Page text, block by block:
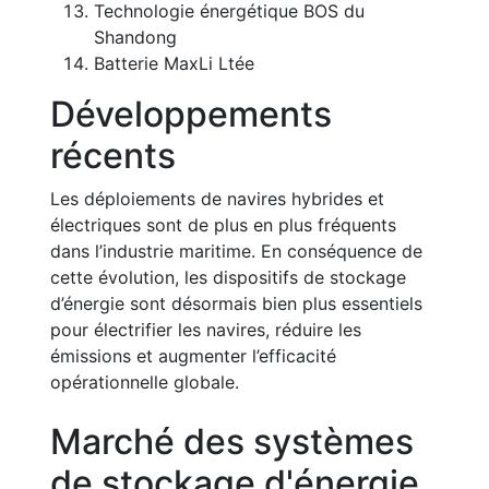
Technologie énergétique BOS du
Shandong
Batterie MaxLi Ltée
Développements
récents
Les déploiements de navires hybrides et
électriques sont de plus en plus fréquents
dans l’industrie maritime. En conséquence de
cette évolution, les dispositifs de stockage
d’énergie sont désormais bien plus essentiels
pour électrifier les navires, réduire les
émissions et augmenter l’efficacité
opérationnelle globale.
Marché des systèmes